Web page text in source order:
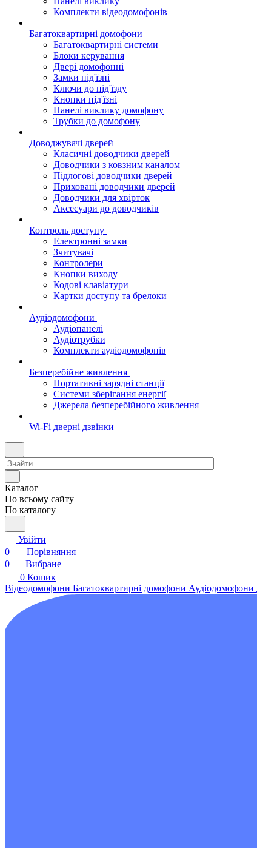
Комплекти відеодомофонів
Багатоквартирні домофони
Багатоквартирні системи
Блоки керування
Двері домофонні
Замки під'їзні
Ключи до під'їзду
Кнопки під'їзні
Панелі виклику домофону
Трубки до домофону
Доводжувачі дверей
Класичні доводчики дверей
Доводчики з ковзним каналом
Підлогові доводчики дверей
Приховані доводчики дверей
Доводчики для хвірток
Аксесуари до доводчиків
Контроль доступу
Електронні замки
Зчитувачі
Контролери
Кнопки виходу
Кодові клавіатури
Картки доступу та брелоки
Аудіодомофони
Аудіопанелі
Аудіотрубки
Комплекти аудіодомофонів
Безперебійне живлення
Портативні зарядні станції
Системи зберігання енергії
Джерела безперебійного живлення
Wi-Fi дверні дзвінки
Каталог
По всьому сайту
По каталогу
Увійти
0
Порівняння
0
Вибране
0 Кошик
Відеодомофони Багатоквартирні домофони Аудіодомофони